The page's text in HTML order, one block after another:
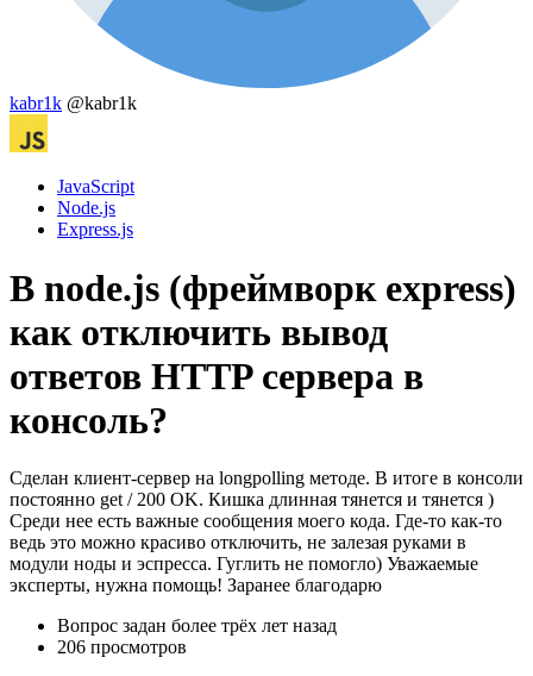
kabr1k @kabr1k
JavaScript
Node.js
Express.js
В node.js (фреймворк express)
как отключить вывод
ответов HTTP сервера в
консоль?
Сделан клиент-сервер на longpolling методе. В итоге в консоли
постоянно get / 200 OK. Кишка длинная тянется и тянется )
Среди нее есть важные сообщения моего кода. Где-то как-то
ведь это можно красиво отключить, не залезая руками в
модули ноды и эспресса. Гуглить не помогло) Уважаемые
эксперты, нужна помощь! Заранее благодарю
Вопрос задан более трёх лет назад
206 просмотров